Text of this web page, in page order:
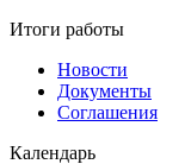
Итоги работы
Новости
Документы
Соглашения
Календарь